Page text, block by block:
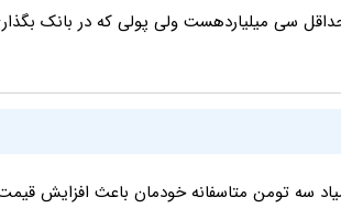
سه تومن متاسفانه خودمان باعث افزایش